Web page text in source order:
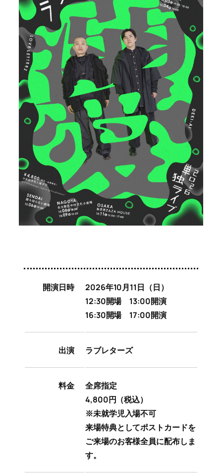
開演日時
2026年10月11日（日）
12:30開場 13:00開演
16:30開場 17:00開演
出演 ラブレターズ
料金
全席指定
4,800円（税込）
※未就学児入場不可
来場特典としてポストカードを
ご来場のお客様全員に配布しま
す。